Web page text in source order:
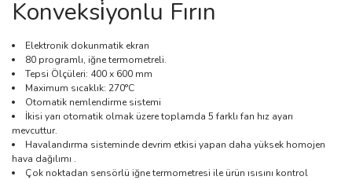
Konveksi̇yonlu Fırın
Elektronik dokunmatik ekran
80 programlı, iğne termometreli.
Tepsi Ölçüleri: 400 x 600 mm
Maximum sıcaklık: 270°C
Otomatik nemlendirme sistemi
İkisi yarı otomatik olmak üzere toplamda 5 farklı fan hız ayarı
mevcuttur.
Havalandırma sisteminde devrim etkisi yapan daha yüksek homojen
hava dağılımı .
Çok noktadan sensörlü iğne termometresi ile ürün ısısını kontrol